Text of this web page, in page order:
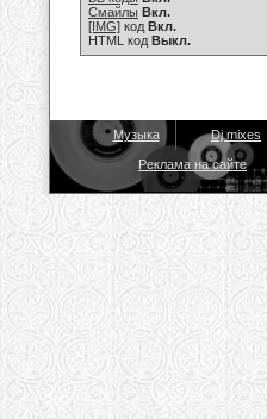
Смайлы Вкл.
[IMG] код Вкл.
HTML код Выкл.
Музыка Dj mixes
Реклама на сайте